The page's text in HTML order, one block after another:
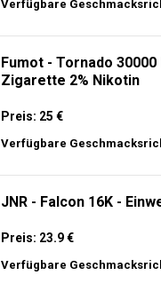
Verfügbare
Fumot - Tornado 30000
Zigarette 2% Nikotin
Preis: 25 €
Verfügbare
JNR - Falcon 16K -
Preis: 23.9 €
Verfügbare